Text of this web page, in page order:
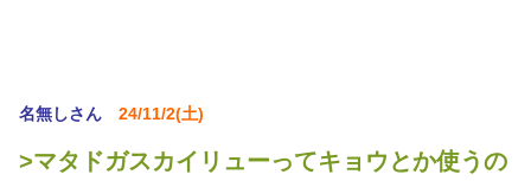
名無しさん 24/11/2(土)
>マタドガスカイリューってキョウとか使うの